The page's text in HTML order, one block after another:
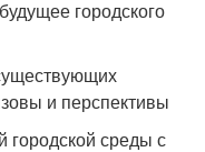
городского
и перспективы
среды с